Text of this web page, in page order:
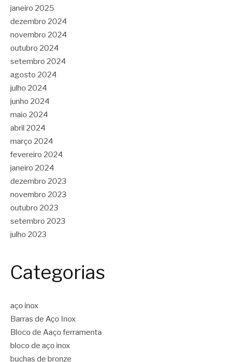
janeiro 2025
dezembro 2024
novembro 2024
outubro 2024
setembro 2024
agosto 2024
julho 2024
junho 2024
maio 2024
abril 2024
março 2024
fevereiro 2024
janeiro 2024
dezembro 2023
novembro 2023
outubro 2023
setembro 2023
julho 2023
Categorias
aço inox
Barras de Aço Inox
Bloco de Aaço ferramenta
bloco de aço inox
buchas de bronze